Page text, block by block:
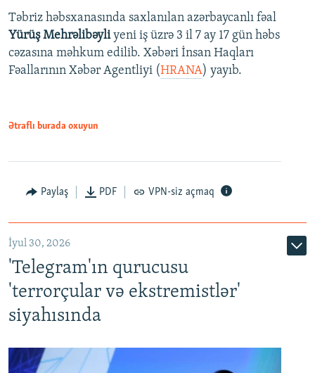
Təbriz həbsxanasında saxlanılan azərbaycanlı fəal
Yürüş Mehrəlibəyliyeni iş üzrə 3 il 7 ay 17 gün həbs
cəzasına məhkum edilib. Xəbəri İnsan Haqları
Fəallarının Xəbər Agentliyi (HRANA) yayıb.
Ətraflı burada oxuyun
Paylaş PDF VPN-siz açmaq
İyul 30, 2026
'Telegram'ın qurucusu
'terrorçular və ekstremistlər'
siyahısında